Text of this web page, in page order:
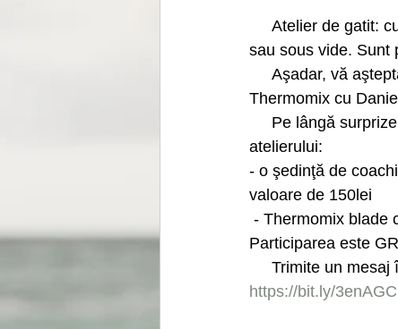
sau sous vide. Sunt
Thermomix cu
atelierului:
- o şedinţă de
valoare de 150lei
- Thermomix blade
Participarea este
Trimite un
https://bit.ly/